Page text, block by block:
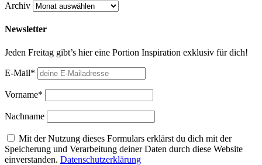
Archiv
Newsletter
Jeden Freitag gibt’s hier eine Portion Inspiration exklusiv für dich!
E-Mail*
Vorname*
Nachname
Mit der Nutzung dieses Formulars erklärst du dich mit der
Speicherung und Verarbeitung deiner Daten durch diese Website
einverstanden. Datenschutzerklärung